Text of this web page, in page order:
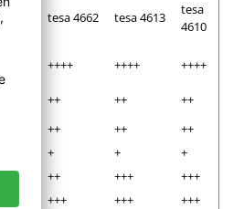
tesa 4662 tesa 4613
tesa
4610
++++ ++++
++++
++ ++
++
++ ++
++
+ +
+
++ ++ +++
+++
+++ +++
+++